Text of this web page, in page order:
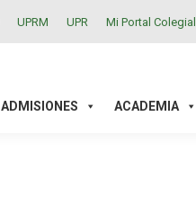
UPRM UPR Mi Portal Colegial
ADMISIONES ACADEMIA